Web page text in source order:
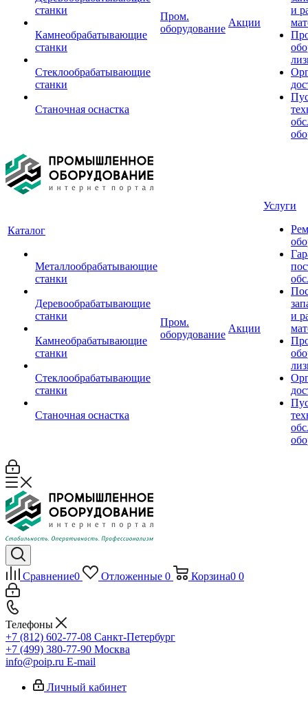
станки
Камнеобрабатывающие
станки
Стеклообрабатывающие
станки
Станочная оснастка
Пром.
оборудование
Акции
и
Каталог
Металлообрабатывающие
станки
Деревообрабатывающие
станки
Камнеобрабатывающие
станки
Стеклообрабатывающие
станки
Станочная оснастка
Пром.
оборудование
Акции
Услуги
и
Сравнение0 Отложенные 0 Корзина0 0
Телефоны
+7 (812) 602-77-08 Санкт-Петербург
+7 (499) 380-77-90 Москва
info@poip.ru E-mail
Личный кабинет